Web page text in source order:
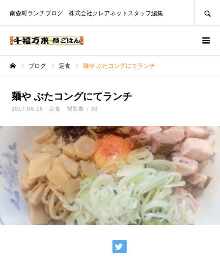
南森町ランチブログ 株式会社クレアネットスタッフ編集
ブログ 定食 麺や ぶたコングにてランチ
麺や ぶたコングにてランチ
2017.06.15 定食 閲覧数：30